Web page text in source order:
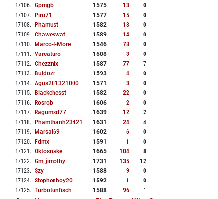
17106. Gpmgb 1575 13
0
17107. Piru71 1577 15
0
17108. Phamust 1582 18
0
17109. Chaweswat 1589 14
0
17110. Marco-I-More 1546 78
0
17111 . Varcaturo 1588 3
0
17112. Chezznix 1587 77
7
17113. Buldozr 1593 4
0
17114. Agus201321000 1571 3
0
17115. Blackchesst 1582 22
0
17116. Rosrob 1606 2
0
17117. Ragumsd77 1639 12
2
17118. Phamthanh23421 1631 24
4
17119. Marsal69 1602 6
0
17120. Fdmx 1591 1
0
17121 . Oktosnake 1665 104
8
17122. Gm_jimothy 1731 135
12
17123. Szy 1588 9
0
17124. Stephenboy20 1592 1
0
17125. Turbotunfisch 1588 96 1